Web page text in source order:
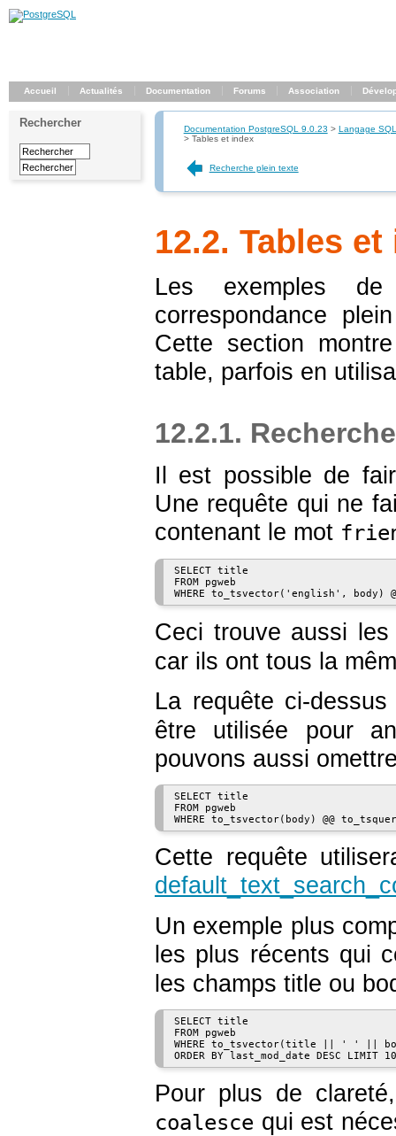
Accueil Actualités Documentation Forums Association
Rechercher Documentation PostgreSQL 9.0.23 > Langage SQL
> Tables et index
Recherche plein texte
12.2. Tables et
Les exemples
correspondance
Cette section
table, parfois en
12.2.1.
Il est possible de
Une requête qui ne
contenant le mot
SELECT title
FROM pgweb
Ceci trouve aussi
car ils ont tous la
La requête ci-
être utilisée pour
pouvons aussi
SELECT title
FROM pgweb
Cette requête
Un exemple plus
les plus récents qui
les champs title ou
SELECT title
FROM pgweb
WHERE to_tsvector(title || ' ' ||
Pour plus de
coalesce qui est